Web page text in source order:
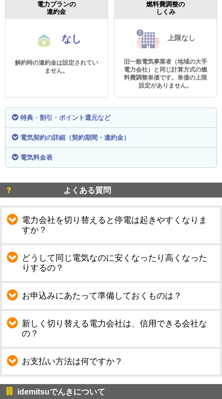
電力プランの
違約金
なし
解約時の違約金は設定されてい
ません。
燃料費調整の
しくみ
上限なし
旧一般電気事業者（地域の大手
電力会社）と同じ計算方式の燃
料費調整単価です。単価の上限
設定がありません。
特典・割引・ポイント還元など
電気契約の詳細（契約期間・違約金）
電気料金表
よくある質問
電力会社を切り替えると停電は起きやすくなりま
すか？
どうして同じ電気なのに安くなったり高くなった
りするの？
お申込みにあたって準備しておくものは？
新しく切り替える電力会社は、信用できる会社な
の？
お支払い方法は何ですか？
idemitsuでんきについて